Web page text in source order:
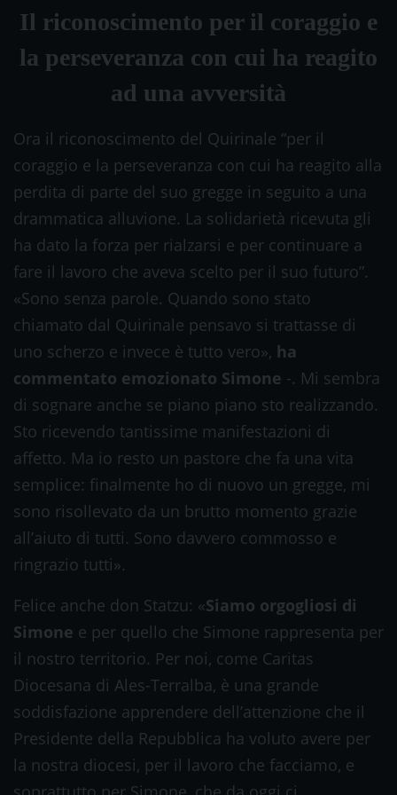
Il riconoscimento per il coraggio e
la perseveranza con cui ha reagito
ad una avversità
Ora il riconoscimento del Quirinale “per il
coraggio e la perseveranza con cui ha reagito alla
perdita di parte del suo gregge in seguito a una
drammatica alluvione. La solidarietà ricevuta gli
ha dato la forza per rialzarsi e per continuare a
fare il lavoro che aveva scelto per il suo futuro”.
«Sono senza parole. Quando sono stato
chiamato dal Quirinale pensavo si trattasse di
uno scherzo e invece è tutto vero», ha
commentato emozionato Simone -. Mi sembra
di sognare anche se piano piano sto realizzando.
Sto ricevendo tantissime manifestazioni di
affetto. Ma io resto un pastore che fa una vita
semplice: finalmente ho di nuovo un gregge, mi
sono risollevato da un brutto momento grazie
all’aiuto di tutti. Sono davvero commosso e
ringrazio tutti».
Felice anche don Statzu: «Siamo orgogliosi di
Simone e per quello che Simone rappresenta per
il nostro territorio. Per noi, come Caritas
Diocesana di Ales-Terralba, è una grande
soddisfazione apprendere dell’attenzione che il
Presidente della Repubblica ha voluto avere per
la nostra diocesi, per il lavoro che facciamo, e